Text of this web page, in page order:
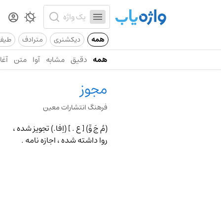
همه دیکشنری مترادف
همه دقیق مشابه آوا متن
مجوز
فرهنگ انتشارات معین
(مُ جَ وِّ) [ ع . ] (اِفا.) تجویز شده ،
روا داشته شده ، اجازه نامه .